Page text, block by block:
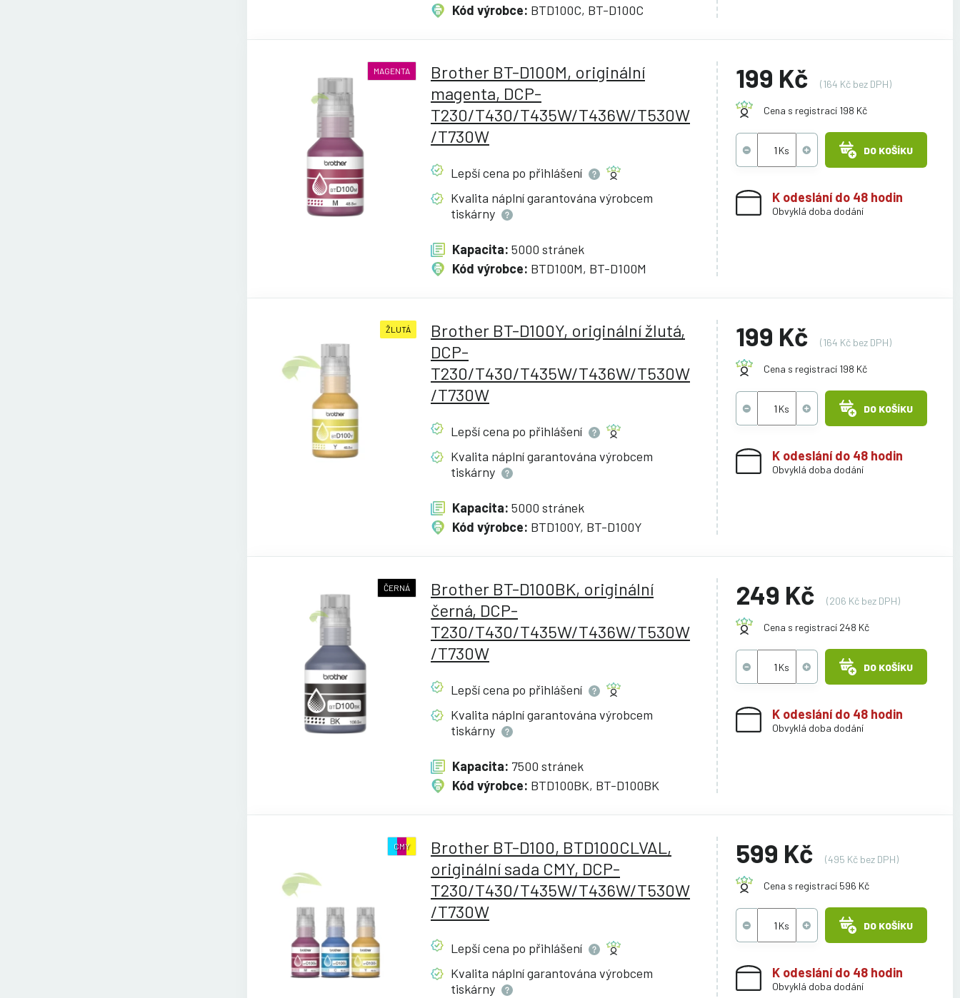
Kód výrobce: BTD100C, BT-D100C
MAGENTA
Brother BT-D100M, originální
magenta, DCP-
T230/T430/T435W/T436W/T530W
/T730W
Lepší cena po přihlášení
Kvalita náplní garantována výrobcem
tiskárny
Kapacita: 5000 stránek
Kód výrobce: BTD100M, BT-D100M
199 Kč (164 Kč bez DPH)
Cena s registrací 198 Kč
DO KOŠÍKU
K odeslání do 48 hodin
Obvyklá doba dodání
ŽLUTÁ
Brother BT-D100Y, originální žlutá,
DCP-
T230/T430/T435W/T436W/T530W
/T730W
Lepší cena po přihlášení
Kvalita náplní garantována výrobcem
tiskárny
Kapacita: 5000 stránek
Kód výrobce: BTD100Y, BT-D100Y
199 Kč (164 Kč bez DPH)
Cena s registrací 198 Kč
DO KOŠÍKU
K odeslání do 48 hodin
Obvyklá doba dodání
ČERNÁ
Brother BT-D100BK, originální
černá, DCP-
T230/T430/T435W/T436W/T530W
/T730W
Lepší cena po přihlášení
Kvalita náplní garantována výrobcem
tiskárny
Kapacita: 7500 stránek
Kód výrobce: BTD100BK, BT-D100BK
249 Kč (206 Kč bez DPH)
Cena s registrací 248 Kč
DO KOŠÍKU
K odeslání do 48 hodin
Obvyklá doba dodání
CMY
Brother BT-D100, BTD100CLVAL,
originální sada CMY, DCP-
T230/T430/T435W/T436W/T530W
/T730W
Lepší cena po přihlášení
Kvalita náplní garantována výrobcem
tiskárny
599 Kč (495 Kč bez DPH)
Cena s registrací 596 Kč
DO KOŠÍKU
K odeslání do 48 hodin
Obvyklá doba dodání